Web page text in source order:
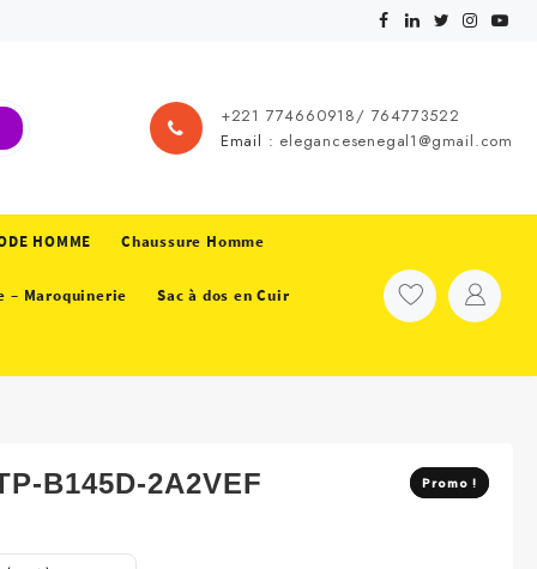
+221 774660918/ 764773522
Email : elegancesenegal1@gmail.com
HOMME Chaussure Homme
– Maroquinerie Sac à dos en Cuir
Promo !
B145D-2A2VEF Promo !